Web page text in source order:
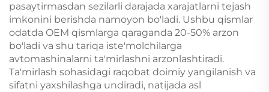
pasaytirmasdan sezilarli darajada xarajatlarni tejash
imkonini berishda namoyon bo'ladi. Ushbu qismlar
odatda OEM qismlarga qaraganda 20-50% arzon
bo'ladi va shu tariqa iste'molchilarga
avtomashinalarni ta'mirlashni arzonlashtiradi.
Ta'mirlash sohasidagi raqobat doimiy yangilanish va
sifatni yaxshilashga undiradi, natijada asl